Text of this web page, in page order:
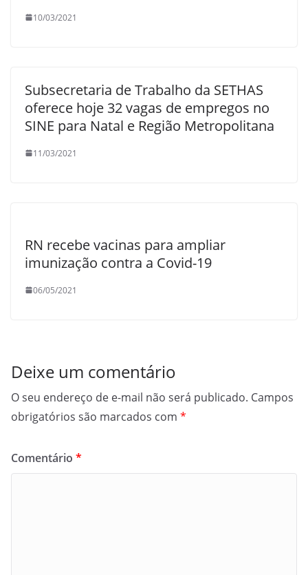
10/03/2021
Subsecretaria de Trabalho da SETHAS
oferece hoje 32 vagas de empregos no
SINE para Natal e Região Metropolitana
11/03/2021
RN recebe vacinas para ampliar
imunização contra a Covid-19
06/05/2021
Deixe um comentário
O seu endereço de e-mail não será publicado. Campos
obrigatórios são marcados com *
Comentário *